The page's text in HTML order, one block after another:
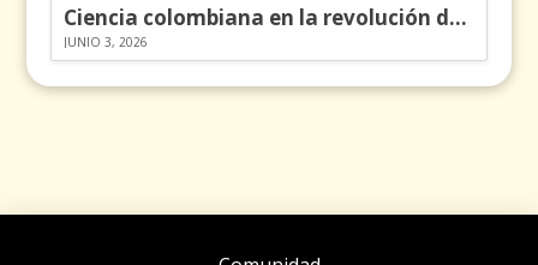
Ciencia colombiana en la revolución de los órganos en chips
JUNIO 3, 2026